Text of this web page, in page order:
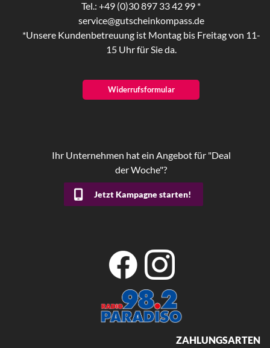
Tel.: +49 (0)30 897 33 42 99 *
service@gutscheinkompass.de
*Unsere Kundenbetreuung ist Montag bis Freitag von 11-
15 Uhr für Sie da.
Widerrufsformular
Ihr Unternehmen hat ein Angebot für "Deal
der Woche"?
Jetzt Kampagne starten!
ZAHLUNGSARTEN